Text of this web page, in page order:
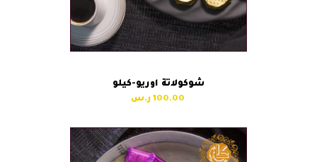
شوكولاتة اوريو-كيلو